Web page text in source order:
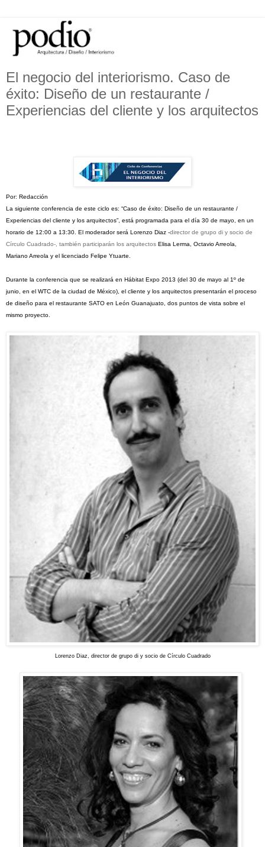
El negocio del interiorismo. Caso de
éxito: Diseño de un restaurante /
Experiencias del cliente y los arquitectos
Por: Redacción
La siguiente conferencia de este ciclo es: “Caso de éxito: Diseño de un restaurante /
Experiencias del cliente y los arquitectos”, está programada para el día 30 de mayo, en un
horario de 12:00 a 13:30. El moderador será Lorenzo Diaz -director de grupo di y socio de
Círculo Cuadrado-, también participarán los arquitectos Elisa Lerma, Octavio Arreola,
Mariano Arreola y el licenciado Felipe Ytuarte.
Durante la conferencia que se realizará en Hábitat Expo 2013 (del 30 de mayo al 1º de
junio, en el WTC de la ciudad de México), el cliente y los arquitectos presentarán el proceso
de diseño para el restaurante SATO en León Guanajuato, dos puntos de vista sobre el
mismo proyecto.
Lorenzo Diaz, director de grupo di y socio de Círculo Cuadrado